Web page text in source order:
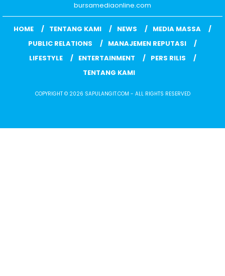
bursamediaonline.com
HOME TENTANG KAMI NEWS
MEDIA MASSA
PUBLIC RELATIONS
MANAJEMEN REPUTASI
LIFESTYLE
ENTERTAINMENT
PERS RILIS
TENTANG KAMI
COPYRIGHT © 2026 SAPULANGIT.COM - ALL RIGHTS RESERVED